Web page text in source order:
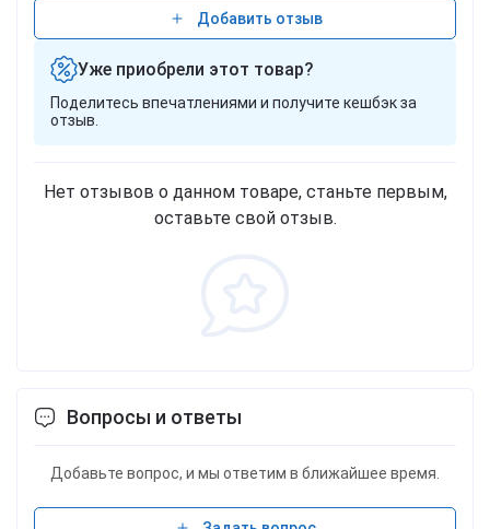
Добавить отзыв
Уже приобрели этот товар?
Поделитесь впечатлениями и получите кешбэк за
отзыв.
Нет отзывов о данном товаре, станьте первым,
оставьте свой отзыв.
Вопросы и ответы
Добавьте вопрос, и мы ответим в ближайшее время.